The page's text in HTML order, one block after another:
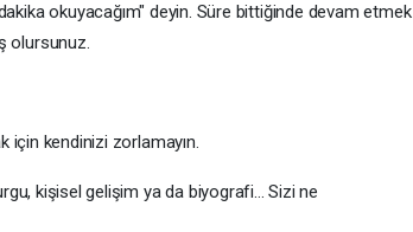
okuyacağım" deyin. Süre bittiğinde devam etmek
olursunuz.
için kendinizi zorlamayın.
kişisel gelişim ya da biyografi... Sizi ne